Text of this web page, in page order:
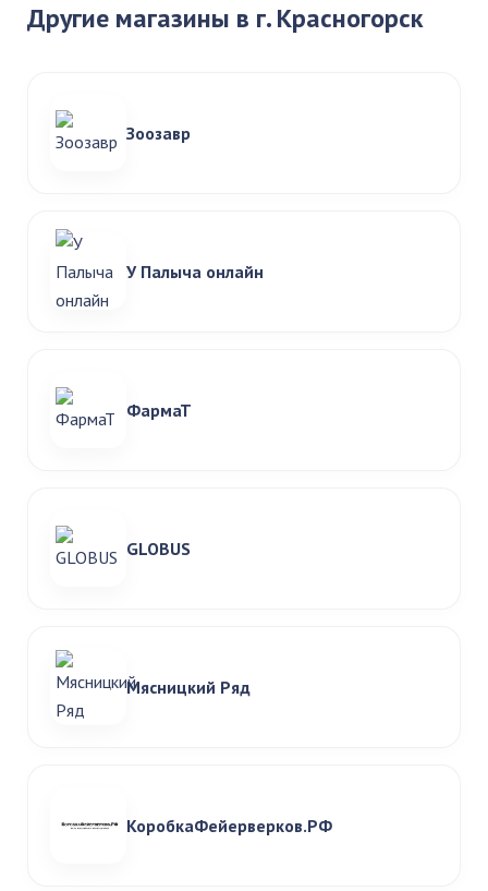
Другие магазины в г. Красногорск
Зоозавр
У Палыча онлайн
ФармаТ
GLOBUS
Мясницкий Ряд
КоробкаФейерверков.РФ